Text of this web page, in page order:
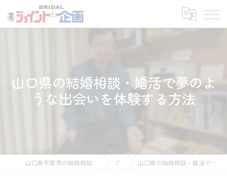
山口県の結婚相談・婚活で夢のよ
うな出会いを体験する方法
山口県宇部市の結婚相談所なら有限会社ジョイント企画 ブログ 山口県の結婚相談・婚活で夢のような出会いを体験する方法